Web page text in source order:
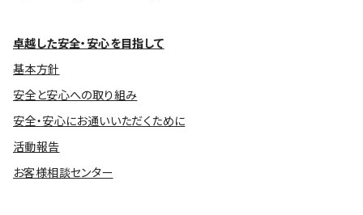
卓越した安全・安心を目指して
基本方針
安全と安心への取り組み
安全・安心にお通いいただくために
活動報告
お客様相談センター